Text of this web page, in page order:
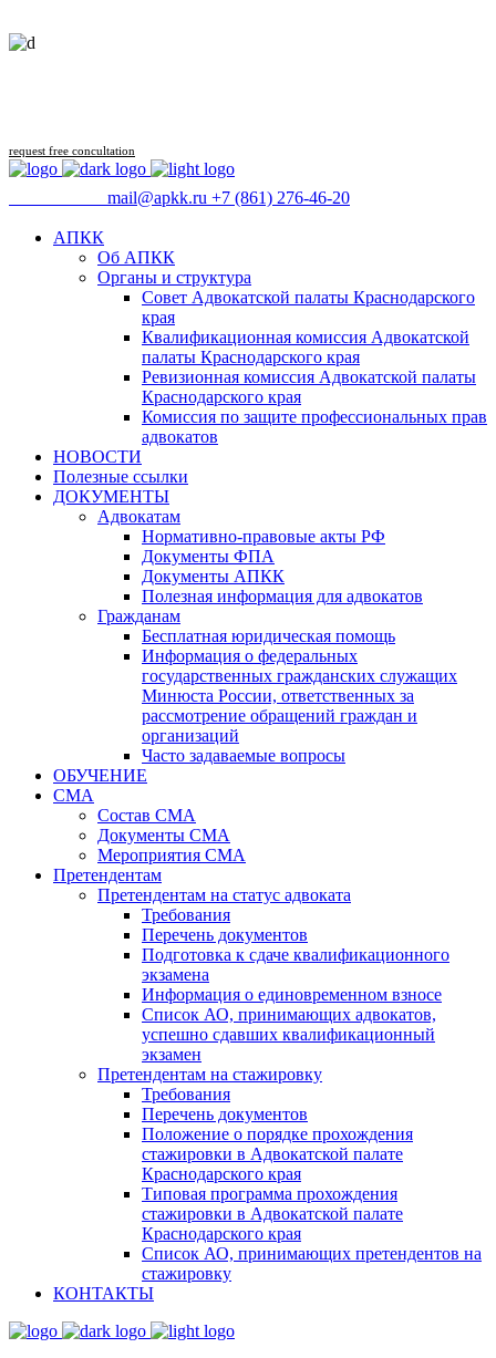
request free concultation
mail@apkk.ru +7 (861) 276-46-20
АПКК
Об АПКК
Органы и структура
Совет Адвокатской палаты Краснодарского
края
Квалификационная комиссия Адвокатской
палаты Краснодарского края
Ревизионная комиссия Адвокатской палаты
Краснодарского края
Комиссия по защите профессиональных прав
адвокатов
НОВОСТИ
Полезные ссылки
ДОКУМЕНТЫ
Адвокатам
Нормативно-правовые акты РФ
Документы ФПА
Документы АПКК
Полезная информация для адвокатов
Гражданам
Бесплатная юридическая помощь
Информация о федеральных
государственных гражданских служащих
Минюста России, ответственных за
рассмотрение обращений граждан и
организаций
Часто задаваемые вопросы
ОБУЧЕНИЕ
СМА
Состав СМА
Документы СМА
Мероприятия СМА
Претендентам
Претендентам на статус адвоката
Требования
Перечень документов
Подготовка к сдаче квалификационного
экзамена
Информация о единовременном взносе
Список АО, принимающих адвокатов,
успешно сдавших квалификационный
экзамен
Претендентам на стажировку
Требования
Перечень документов
Положение о порядке прохождения
стажировки в Адвокатской палате
Краснодарского края
Типовая программа прохождения
стажировки в Адвокатской палате
Краснодарского края
Список АО, принимающих претендентов на
стажировку
КОНТАКТЫ